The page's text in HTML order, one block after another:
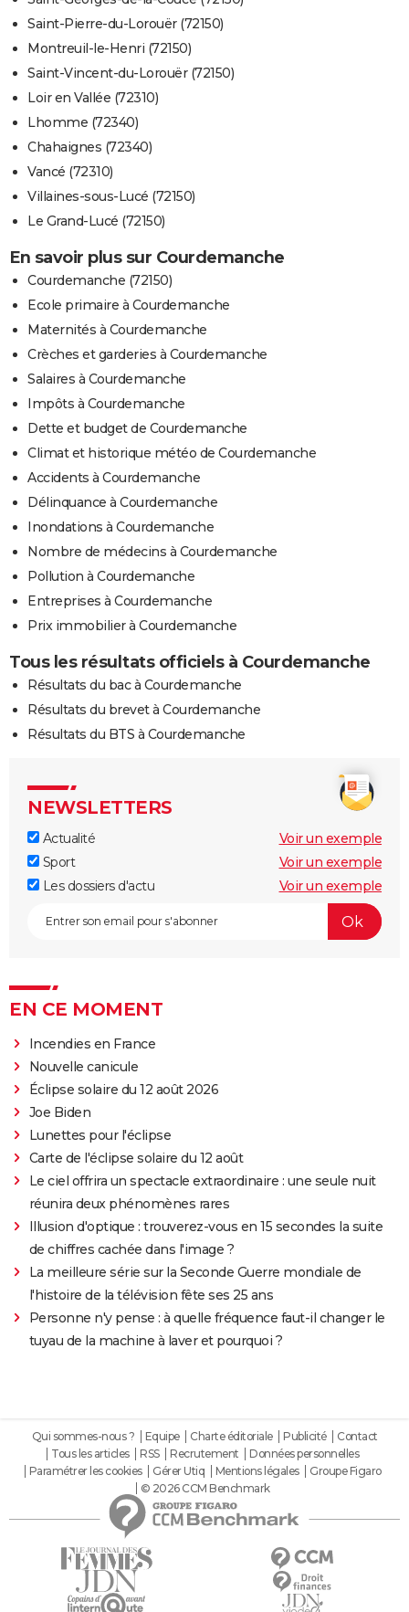
Saint-Pierre-du-Lorouër (72150)
Montreuil-le-Henri (72150)
Saint-Vincent-du-Lorouër (72150)
Loir en Vallée (72310)
Lhomme (72340)
Chahaignes (72340)
Vancé (72310)
Villaines-sous-Lucé (72150)
Le Grand-Lucé (72150)
En savoir plus sur Courdemanche
Courdemanche (72150)
Ecole primaire à Courdemanche
Maternités à Courdemanche
Crèches et garderies à Courdemanche
Salaires à Courdemanche
Impôts à Courdemanche
Dette et budget de Courdemanche
Climat et historique météo de Courdemanche
Accidents à Courdemanche
Délinquance à Courdemanche
Inondations à Courdemanche
Nombre de médecins à Courdemanche
Pollution à Courdemanche
Entreprises à Courdemanche
Prix immobilier à Courdemanche
Tous les résultats officiels à Courdemanche
Résultats du bac à Courdemanche
Résultats du brevet à Courdemanche
Résultats du BTS à Courdemanche
NEWSLETTERS
Actualité
Voir un exemple
Sport
Voir un exemple
Les dossiers d'actu
Voir un exemple
EN CE MOMENT
Incendies en France
Nouvelle canicule
Éclipse solaire du 12 août 2026
Joe Biden
Lunettes pour l'éclipse
Carte de l'éclipse solaire du 12 août
Le ciel offrira un spectacle extraordinaire : une seule nuit
réunira deux phénomènes rares
Illusion d'optique : trouverez-vous en 15 secondes la suite
de chiffres cachée dans l'image ?
La meilleure série sur la Seconde Guerre mondiale de
l'histoire de la télévision fête ses 25 ans
Personne n'y pense : à quelle fréquence faut-il changer le
tuyau de la machine à laver et pourquoi ?
Qui sommes-nous ? Equipe Charte éditoriale Publicité
Contact
Tous les articles
RSS Recrutement
Données personnelles
Paramétrer les cookies
Gérer Utiq Mentions légales
Groupe Figaro
© 2026 CCM Benchmark